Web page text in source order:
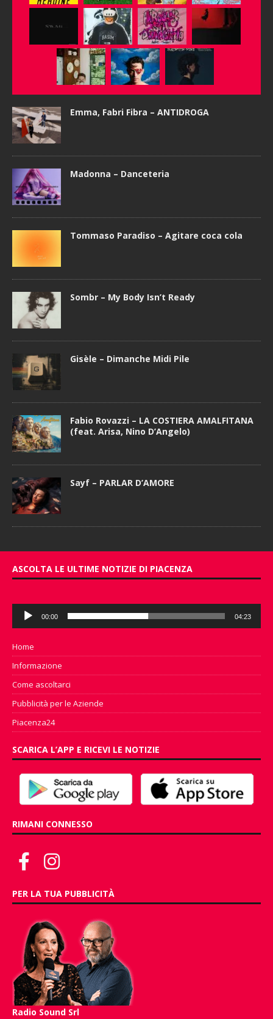
Emma, Fabri Fibra – ANTIDROGA
Madonna – Danceteria
Tommaso Paradiso – Agitare coca cola
Sombr – My Body Isn’t Ready
Gisèle – Dimanche Midi Pile
Fabio Rovazzi – LA COSTIERA AMALFITANA
(feat. Arisa, Nino D’Angelo)
Sayf – PARLAR D’AMORE
ASCOLTA LE ULTIME NOTIZIE DI PIACENZA
Audio
Player
00:00 04:23
Home
Informazione
Come ascoltarci
Pubblicità per le Aziende
Piacenza24
SCARICA L’APP E RICEVI LE NOTIZIE
RIMANI CONNESSO
PER LA TUA PUBBLICITÀ
Radio Sound Srl